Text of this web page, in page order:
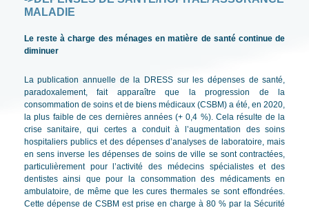
MALADIE
Le reste à charge des ménages en matière de santé continue de
diminuer
La publication annuelle de la DRESS sur les dépenses de santé,
paradoxalement, fait apparaître que la progression de la
consommation de soins et de biens médicaux (CSBM) a été, en 2020,
la plus faible de ces dernières années (+ 0,4 %). Cela résulte de la
crise sanitaire, qui certes a conduit à l’augmentation des soins
hospitaliers publics et des dépenses d’analyses de laboratoire, mais
en sens inverse les dépenses de soins de ville se sont contractées,
particulièrement pour l’activité des médecins spécialistes et des
dentistes ainsi que pour la consommation des médicaments en
ambulatoire, de même que les cures thermales se sont effondrées.
Cette dépense de CSBM est prise en charge à 80 % par la Sécurité